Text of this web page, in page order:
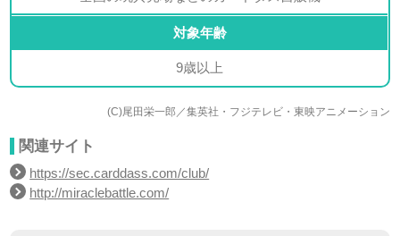
対象年齢
9歳以上
(C)尾田栄一郎／集英社・フジテレビ・東映アニメーション
関連サイト
https://sec.carddass.com/club/
http://miraclebattle.com/